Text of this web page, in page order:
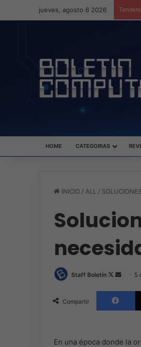
jueves, agosto 6 2026
HOME CATEGORIAS
INICIO / ALL /
Staff Boletín
Follow
X
Send 5
Compartir
En una época donde la